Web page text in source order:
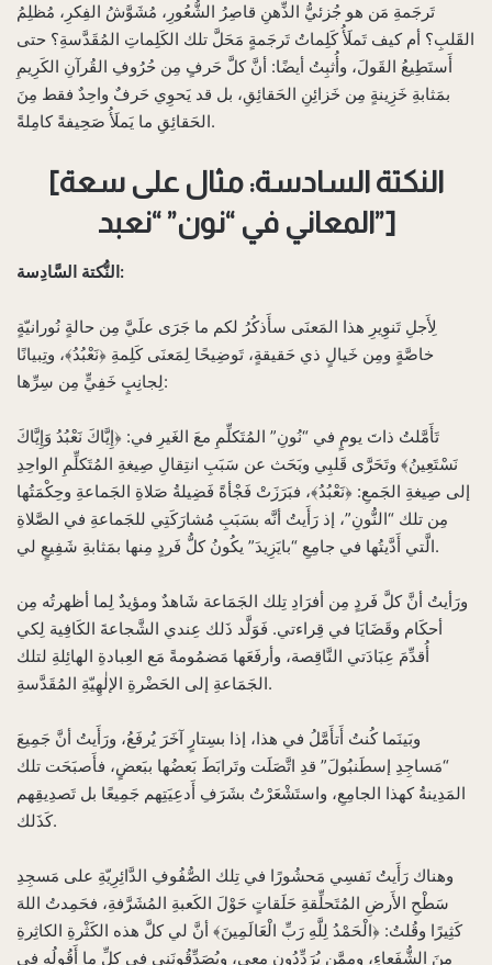
تَرجَمةِ مَن هو جُزئيُّ الذِّهنِ قاصِرُ الشُّعُورِ، مُشَوَّشُ الفِكرِ، مُظلِمُ
القَلبِ؟ أم كيف تَملَأُ كَلِماتُ تَرجَمةٍ مَحَلَّ تلك الكَلِماتِ المُقَدَّسةِ؟ حتى
أَستَطِيعُ القَولَ، وأُثبِتُ أيضًا: أنَّ كلَّ حَرفٍ مِن حُرُوفِ القُرآنِ الكَرِيمِ
بمَثابةِ خَزِينةٍ مِن خَزائِنِ الحَقائِقِ، بل قد يَحوِي حَرفٌ واحِدٌ فقط مِنَ
الحَقائِقِ ما يَملَأُ صَحِيفةً كامِلةً.
[النكتة السادسة: مثال على سعة
المعاني في “نون” “نعبد”]
النُّكتة السَّادِسة:
لِأَجلِ تَنوِيرِ هذا المَعنَى سأَذكُرُ لكم ما جَرَى علَيَّ مِن حالةٍ نُورانيّةٍ
خاصَّةٍ ومِن خَيالٍ ذي حَقيقةٍ، تَوضِيحًا لِمَعنَى كَلِمةِ ﴿نَعْبُدُ﴾، وتِبيانًا
لِجانِبٍ خَفِيٍّ مِن سِرِّها:
تَأَمَّلتُ ذاتَ يومٍ في “نُونِ” المُتَكلِّمِ معَ الغَيرِ في: ﴿إِيَّاكَ نَعْبُدُ وَإِيَّاكَ
نَسْتَعِينُ﴾ وتَحَرَّى قَلبِي وبَحَث عن سَبَبِ انتِقالِ صِيغةِ المُتَكلِّمِ الواحِدِ
إلى صِيغةِ الجَمعِ: ﴿نَعْبُدُ﴾، فبَرَزَتْ فَجْأةً فَضِيلةُ صَلاةِ الجَماعةِ وحِكْمَتُها
مِن تلك “النُّونِ”، إذ رَأَيتُ أنَّه بسَبَبِ مُشارَكَتِي للجَماعةِ في الصَّلاةِ
الَّتي أَدَّيتُها في جامِعِ “بايَزِيدَ” يكُونُ كلُّ فَردٍ مِنها بمَثابةِ شَفِيعٍ لي.
ورَأيتُ أنَّ كلَّ فَردٍ مِن أفرَادِ تِلك الجَمَاعة شَاهدٌ ومؤيدٌ لِما أظهرتُه مِن
أحكَام وقَضَايَا في قِراءتي. فَوَلَّد ذَلك عِندي الشَّجاعةَ الكَافِية لِكي
أُقدِّمَ عِبَادَتي النَّاقِصة، وأرفَعَها مَضمُومةً مَع العِبادةِ الهائِلةِ لتلك
الجَمَاعةِ إلى الحَضْرةِ الإلٰهِيّةِ المُقَدَّسةِ.
وبَينَما كُنتُ أَتأَمَّلُ في هذا، إذا بسِتارٍ آخَرَ يُرفَعُ، ورَأَيتُ أنَّ جَمِيعَ
“مَساجِدِ إسطَنبُولَ” قدِ اتَّصَلَت وتَرابَطَ بَعضُها ببَعضٍ، فأَصبَحَت تلك
المَدِينةُ كهذا الجامِعِ، واستَشْعَرْتُ بشَرَفِ أَدعِيَتِهم جَمِيعًا بل تَصدِيقِهم
كَذَلك.
وهناك رَأَيتُ نَفسِي مَحشُورًا في تِلك الصُّفُوفِ الدَّائِرِيّةِ على مَسجِدِ
سَطْحِ الأَرضِ المُتَحلِّقةِ حَلَقاتٍ حَوْلَ الكَعبةِ المُشَرَّفةِ، فحَمِدتُ اللهَ
كَثِيرًا وقُلتُ: ﴿الْحَمْدُ لِلَّهِ رَبِّ الْعَالَمِينَ﴾ أنَّ لي كلَّ هذه الكَثْرةِ الكاثِرةِ
مِنَ الشُّفَعاءِ، ومِمَّن يُرَدِّدُون معي، ويُصَدِّقُونَني في كلِّ ما أَقُولُه في